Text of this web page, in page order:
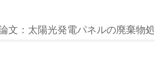
文：太陽光発電パネルの廃棄物